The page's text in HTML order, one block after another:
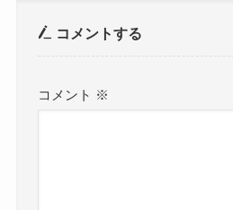
コメントする
コメント ※